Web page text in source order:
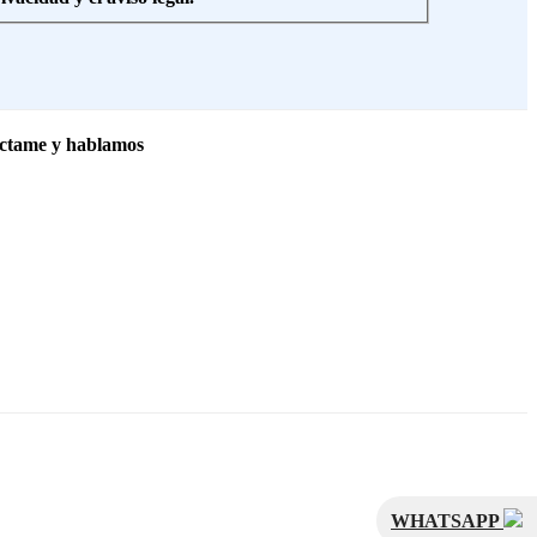
y hablamos
WHATSAPP